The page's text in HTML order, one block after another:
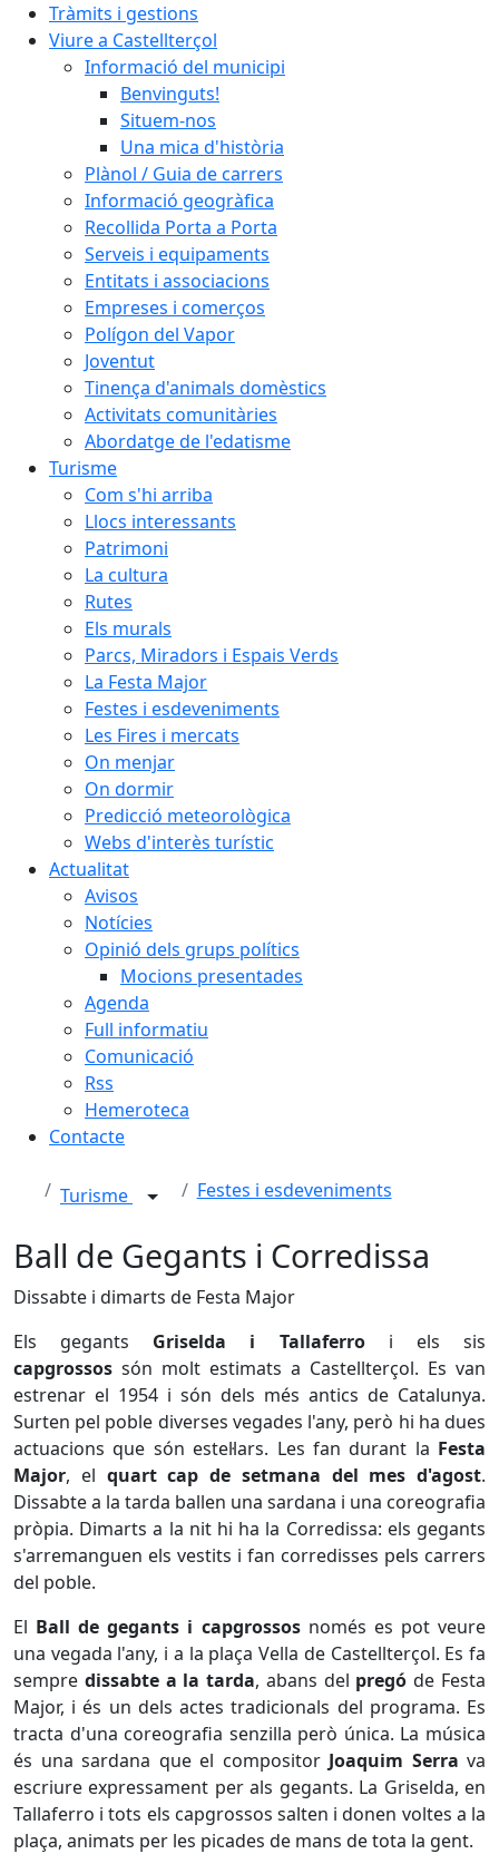
Tràmits i gestions
Viure a Castellterçol
Informació del municipi
Benvinguts!
Situem-nos
Una mica d'història
Plànol / Guia de carrers
Informació geogràfica
Recollida Porta a Porta
Serveis i equipaments
Entitats i associacions
Empreses i comerços
Polígon del Vapor
Joventut
Tinença d'animals domèstics
Activitats comunitàries
Abordatge de l'edatisme
Turisme
Com s'hi arriba
Llocs interessants
Patrimoni
La cultura
Rutes
Els murals
Parcs, Miradors i Espais Verds
La Festa Major
Festes i esdeveniments
Les Fires i mercats
On menjar
On dormir
Predicció meteorològica
Webs d'interès turístic
Actualitat
Avisos
Notícies
Opinió dels grups polítics
Mocions presentades
Agenda
Full informatiu
Comunicació
Rss
Hemeroteca
Contacte
Turisme Festes i esdeveniments
Ball de Gegants i Corredissa
Dissabte i dimarts de Festa Major
Els gegants Griselda i Tallaferroi els sis
capgrossos són molt estimats a Castellterçol. Es van
estrenar el 1954 i són dels més antics de Catalunya.
Surten pel poble diverses vegades l'any, però hi ha dues
actuacions que són estel·lars. Les fan durant la Festa
Major, el quart cap de setmana del mes d'agost.
Dissabte a la tarda ballen una sardana i una coreografia
pròpia. Dimarts a la nit hi ha la Corredissa: els gegants
s'arremanguen els vestits i fan corredisses pels carrers
del poble.
El Ball de gegants i capgrossos només es pot veure
una vegada l'any, i a la plaça Vella de Castellterçol. Es fa
sempre dissabte a la tarda, abans del pregóde Festa
Major, i és un dels actes tradicionals del programa. Es
tracta d'una coreografia senzilla però única. La música
és una sardana que el compositor Joaquim Serra va
escriure expressament per als gegants. La Griselda, en
Tallaferro i tots els capgrossos salten i donen voltes a la
plaça, animats per les picades de mans de tota la gent.